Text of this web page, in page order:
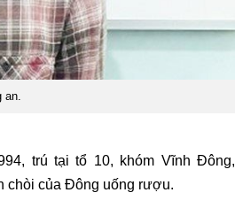
an.
trú tại tổ 10, khóm Vĩnh Đông,
chòi của Đông uống rượu.